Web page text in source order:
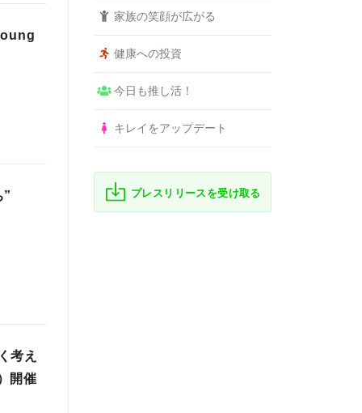
”
考え
開催
家族の笑顔が広がる
健康への投資
今日も推し活！
キレイをアップデート
プレスリリースを受け取る